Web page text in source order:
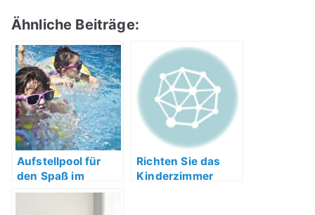
Ähnliche Beiträge:
Aufstellpool für
den Spaß im
Garten für die
Richten Sie das
Kinderzimmer